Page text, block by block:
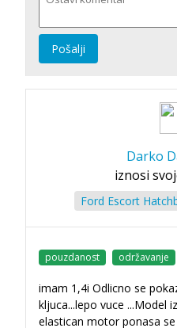
Pošalji
Darko
iznosi
Ford Escort
pouzdanost održavanje
imam 1,4i Odlicno se
kljuca...lepo vuce ...Model
elastican motor ponasa